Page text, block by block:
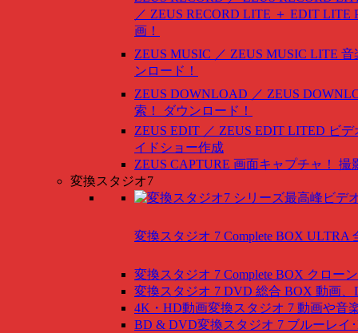
／ ZEUS RECORD LITE ＋ EDIT LITE
画！
ZEUS MUSIC ／ ZEUS MUSIC LITE 音
ンロード！
ZEUS DOWNLOAD ／ ZEUS
索！ ダウンロード！
ZEUS EDIT ／ ZEUS EDIT LITED ビ
イドショー作成
ZEUS CAPTURE 画面キャプチャ！ 撮
変換スタジオ7
変換スタジオ 7 Complete BOX ULTRA
変換スタジオ 7 Complete BOX クロー
変換スタジオ 7 DVD 総合 BOX 動画、
4K・HD動画変換スタジオ 7 動画や音
BD & DVD変換スタジオ 7 ブルーレイ